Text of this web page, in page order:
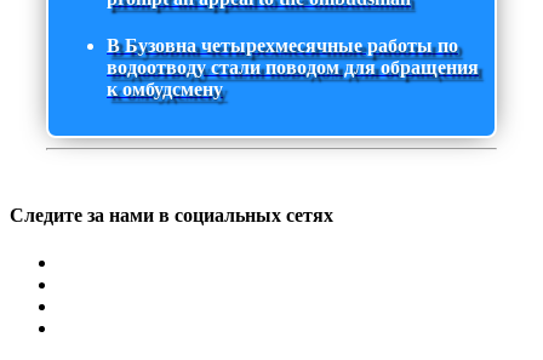
В Бузовна четырехмесячные работы по
водоотводу стали поводом для обращения
к омбудсмену
Следите за нами в социальных сетях